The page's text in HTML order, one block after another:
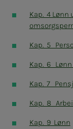
Kap. 4 Lønn
Kap. 5
Kap. 6
Kap. 7
Kap. 8
Kap. 9 Lønn